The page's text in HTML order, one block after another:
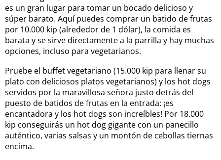
es un gran lugar para tomar un bocado delicioso y
súper barato. Aquí puedes comprar un batido de frutas
por 10.000 kip (alrededor de 1 dólar), la comida es
barata y se sirve directamente a la parrilla y hay muchas
opciones, incluso para vegetarianos.
Pruebe el buffet vegetariano (15.000 kip para llenar su
plato con deliciosos platos vegetarianos) y los hot dogs
servidos por la maravillosa señora justo detrás del
puesto de batidos de frutas en la entrada: ¡es
encantadora y los hot dogs son increíbles! Por 18.000
kip conseguirás un hot dog gigante con un panecillo
auténtico, varias salsas y un montón de cebollas tiernas
encima.